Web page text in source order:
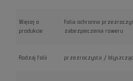
Więcej o
produkcie
Folia ochronna
zabezpieczenia roweru
Rodzaj folii przezroczysta /